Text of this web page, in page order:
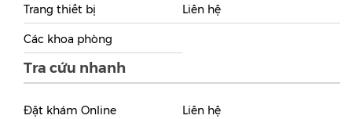
Trang thiết bị
Các khoa phòng
Liên hệ
Tra cứu nhanh
Đặt khám Online Liên hệ